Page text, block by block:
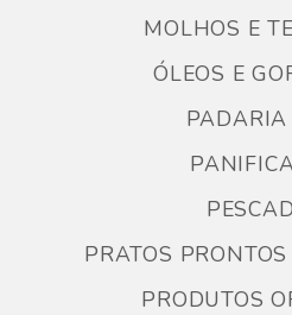
MOLHOS E
ÓLEOS E
PADARIA
PRATOS
PRODUTOS